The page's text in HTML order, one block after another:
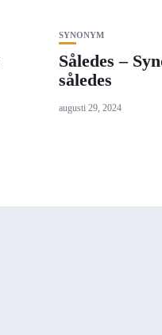
SYNONYM
Således –
således
augusti 29, 2024